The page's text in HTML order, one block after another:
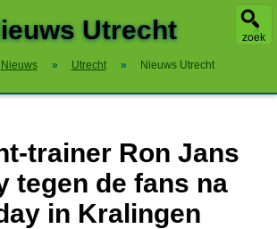
zoek
Utrecht
Nieuws » Utrecht » Nieuws Utrecht
trainer Ron Jans
tegen de fans na
in Kralingen